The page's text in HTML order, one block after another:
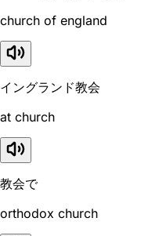
church of england
イングランド教会
at church
教会で
orthodox church